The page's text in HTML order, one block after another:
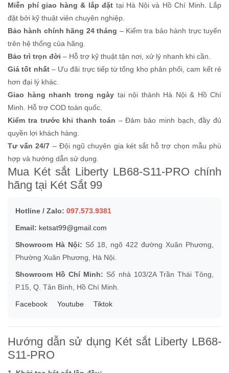
Miễn phí giao hàng & lắp đặt tại Hà Nội và Hồ Chí Minh. Lắp
đặt bởi kỹ thuật viên chuyên nghiệp.
Bảo hành chính hãng 24 tháng – Kiểm tra bảo hành trực tuyến
trên hệ thống của hãng.
Bảo trì trọn đời – Hỗ trợ kỹ thuật tận nơi, xử lý nhanh khi cần.
Giá tốt nhất– Ưu đãi trực tiếp từ tổng kho phân phối, cam kết rẻ
hơn đại lý khác.
Giao hàng nhanh trong ngày tại nội thành Hà Nội & Hồ Chí
Minh. Hỗ trợ COD toàn quốc.
Kiểm tra trước khi thanh toán – Đảm bảo minh bạch, đầy đủ
quyền lợi khách hàng.
Tư vấn 24/7 – Đội ngũ chuyên gia két sắt hỗ trợ chọn mẫu phù
hợp và hướng dẫn sử dụng.
Mua Két sắt Liberty LB68-S11-PRO chính
hãng tại Két Sắt 99
Hotline / Zalo: 097.573.9381
Email: ketsat99@gmail.com
Showroom Hà Nội: Số 18, ngõ 422 đường Xuân Phương,
Phường Xuân Phương, Hà Nội.
Showroom Hồ Chí Minh: Số nhà 103/2A Trần Thái Tông,
P.15, Q. Tân Bình, Hồ Chí Minh.
Facebook Youtube Tiktok
Hướng dẫn sử dụng Két sắt Liberty LB68-
S11-PRO